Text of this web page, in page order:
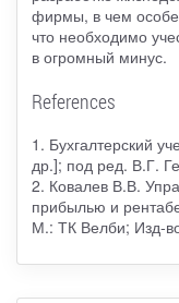
фирмы, в чем
что необходимо
в огромный минус.
References
1. Бухгалтерский
др.]; под ред. В.Г.
2. Ковалев В.В.
прибылью и
М.: ТК Велби; Изд-